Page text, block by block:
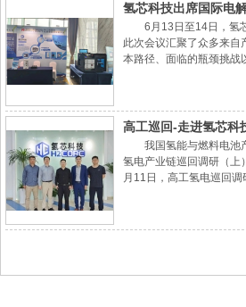
氢芯科技出席国际电
6月13日至14日，氢芯
此次会议汇聚了众多来自
本路径、面临的瓶颈挑战
高工巡回-走进氢芯科
我国氢能与燃料电池产
氢电产业链巡回调研（
月11日，高工氢电巡回